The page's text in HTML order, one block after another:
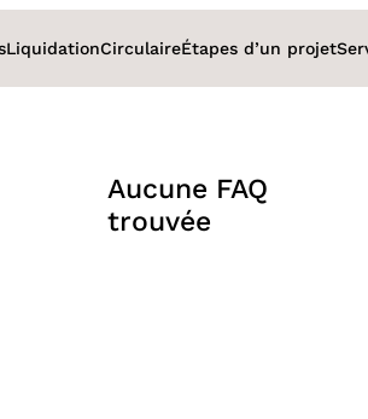
LiquidationCirculaireÉtapes d’un projet
Aucune FAQ
trouvée